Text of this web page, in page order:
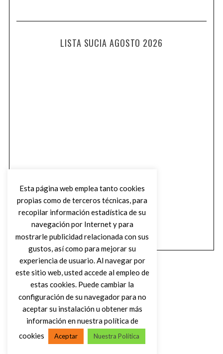
LISTA SUCIA AGOSTO 2026
VOLVER AL INICIO
Esta página web emplea tanto cookies
propias como de terceros técnicas, para
recopilar información estadística de su
navegación por Internet y para
mostrarle publicidad relacionada con sus
gustos, así como para mejorar su
experiencia de usuario. Al navegar por
este sitio web, usted accede al empleo de
estas cookies. Puede cambiar la
configuración de su navegador para no
aceptar su instalación u obtener más
información en nuestra política de
cookies
Aceptar Nuestra Política